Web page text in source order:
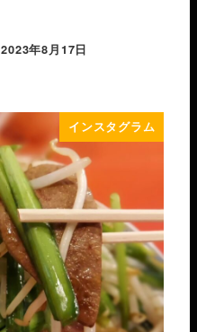
2023年8月17日
インスタグラム